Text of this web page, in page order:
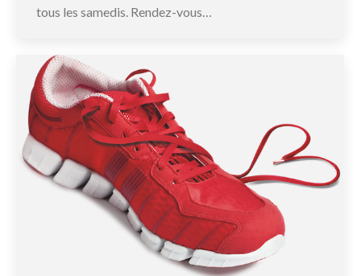
tous les samedis. Rendez-vous…